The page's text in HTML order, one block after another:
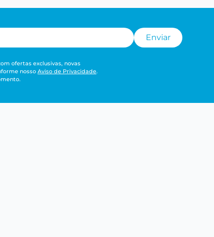
Enviar
ofertas exclusivas, novas
nosso Aviso de Privacidade.